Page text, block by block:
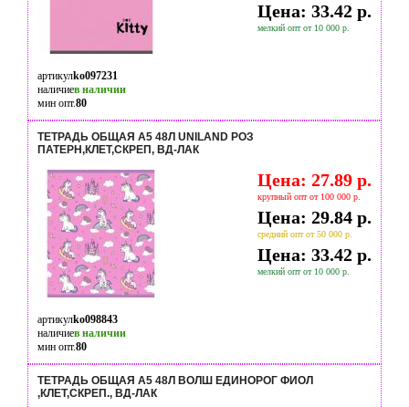
Цена: 33.42 р.
мелкий опт от 10 000 р.
артикулko097231
наличиев наличии
мин опт.80
ТЕТРАДЬ ОБЩАЯ А5 48Л UNILAND РОЗ
ПАТЕРН,КЛЕТ,СКРЕП, ВД-ЛАК
Цена: 27.89 р.
крупный опт от 100 000 р.
Цена: 29.84 р.
средний опт от 50 000 р.
Цена: 33.42 р.
мелкий опт от 10 000 р.
артикулko098843
наличиев наличии
мин опт.80
ТЕТРАДЬ ОБЩАЯ А5 48Л ВОЛШ ЕДИНОРОГ ФИОЛ
,КЛЕТ,СКРЕП., ВД-ЛАК